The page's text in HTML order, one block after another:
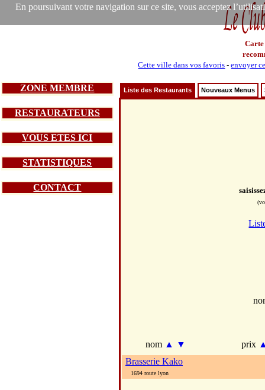
En poursuivant votre navigation sur ce site, vous acceptez
Carte
Cette ville dans vos favoris -envoyer
ZONE MEMBRE
RESTAURATEURS
VOUS ETES ICI
STATISTIQUES
CONTACT
Liste des Restaurants Nouveaux Menus
nom ▲ ▼ prix
Brasserie Kako
1694 route lyon